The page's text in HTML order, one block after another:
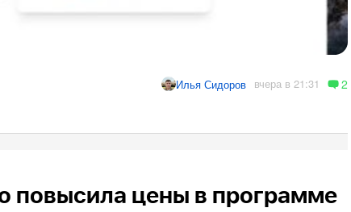
Илья Сидоров вчера в 21:31 2
повысила цены в программе